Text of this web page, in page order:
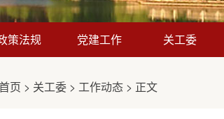
策法规 党建工作 关工委
页 > 关工委 > 工作动态 > 正文